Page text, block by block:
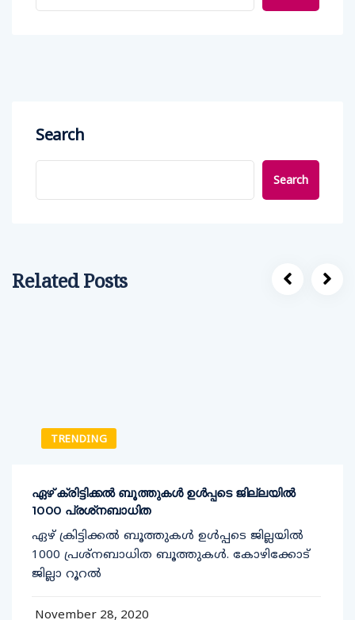
Search
Search
Related Posts
TRENDING
ഏഴ് ക്രിട്ടിക്കല്‍ ബൂത്തുകള്‍ ഉള്‍പ്പടെ ജില്ലയില്‍
1000 പ്രശ്‌നബാധിത
ഏഴ് ക്രിട്ടിക്കല്‍ ബൂത്തുകള്‍ ഉള്‍പ്പടെ ജില്ലയില്‍
1000 പ്രശ്‌നബാധിത ബൂത്തുകള്‍. കോഴിക്കോട്
ജില്ലാ റൂറല്‍
November 28, 2020